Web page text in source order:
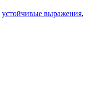
устойчивые выражения,